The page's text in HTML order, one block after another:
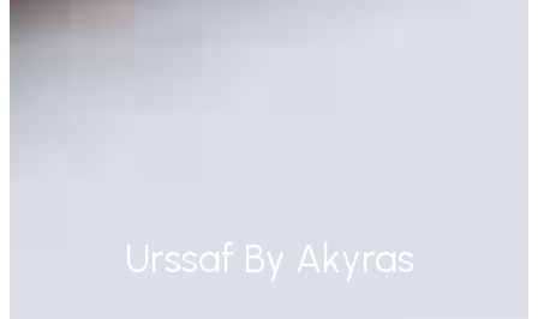
Urssaf By Akyras